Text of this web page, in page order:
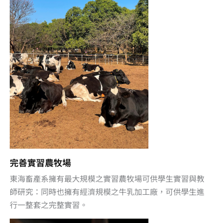
完善實習農牧場
東海畜產系擁有最大規模之實習農牧場可供學生實習與教
師研究：同時也擁有經濟規模之牛乳加工廠，可供學生進
行一整套之完整實習。